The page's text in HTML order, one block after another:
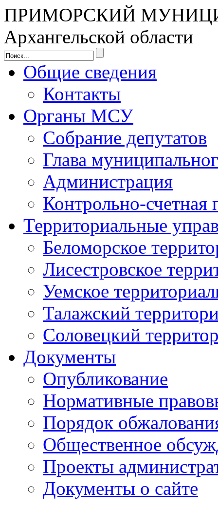
ПРИМОРСКИЙ
Архангельской области
Общие сведения
Контакты
Органы МСУ
Собрание депутатов
Глава
Администрация
Контрольно-счетная
Территориальные
Беломорское
Лисестровское
Уемское
Талажский
Соловецкий
Документы
Опубликование
Нормативные
Порядок
Общественное
Проекты
Документы о сайте